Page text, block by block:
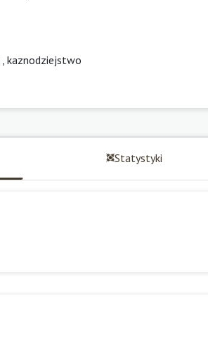
kaznodziejstwo
Statystyki